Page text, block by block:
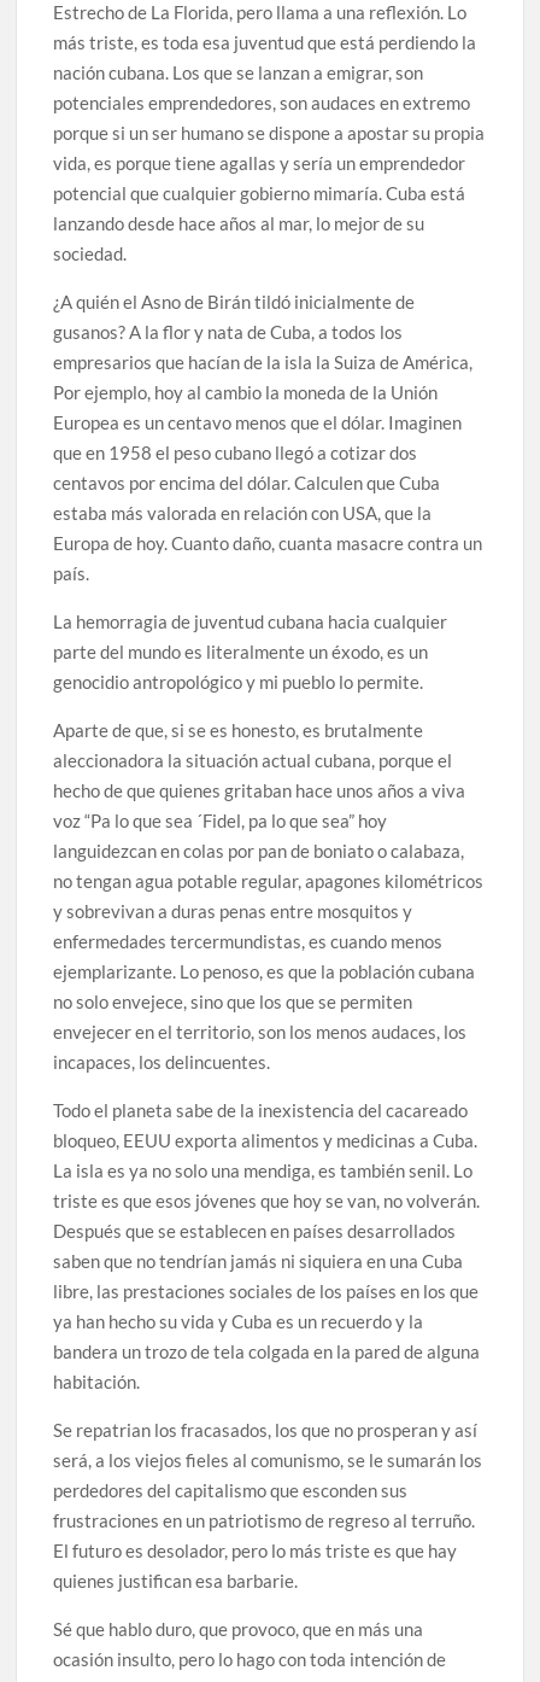
Estrecho de La Florida, pero llama a una reflexión. Lo
más triste, es toda esa juventud que está perdiendo la
nación cubana. Los que se lanzan a emigrar, son
potenciales emprendedores, son audaces en extremo
porque si un ser humano se dispone a apostar su propia
vida, es porque tiene agallas y sería un emprendedor
potencial que cualquier gobierno mimaría. Cuba está
lanzando desde hace años al mar, lo mejor de su
sociedad.
¿A quién el Asno de Birán tildó inicialmente de
gusanos? A la flor y nata de Cuba, a todos los
empresarios que hacían de la isla la Suiza de América,
Por ejemplo, hoy al cambio la moneda de la Unión
Europea es un centavo menos que el dólar. Imaginen
que en 1958 el peso cubano llegó a cotizar dos
centavos por encima del dólar. Calculen que Cuba
estaba más valorada en relación con USA, que la
Europa de hoy. Cuanto daño, cuanta masacre contra un
país.
La hemorragia de juventud cubana hacia cualquier
parte del mundo es literalmente un éxodo, es un
genocidio antropológico y mi pueblo lo permite.
Aparte de que, si se es honesto, es brutalmente
aleccionadora la situación actual cubana, porque el
hecho de que quienes gritaban hace unos años a viva
voz “Pa lo que sea ´Fidel, pa lo que sea” hoy
languidezcan en colas por pan de boniato o calabaza,
no tengan agua potable regular, apagones kilométricos
y sobrevivan a duras penas entre mosquitos y
enfermedades tercermundistas, es cuando menos
ejemplarizante. Lo penoso, es que la población cubana
no solo envejece, sino que los que se permiten
envejecer en el territorio, son los menos audaces, los
incapaces, los delincuentes.
Todo el planeta sabe de la inexistencia del cacareado
bloqueo, EEUU exporta alimentos y medicinas a Cuba.
La isla es ya no solo una mendiga, es también senil. Lo
triste es que esos jóvenes que hoy se van, no volverán.
Después que se establecen en países desarrollados
saben que no tendrían jamás ni siquiera en una Cuba
libre, las prestaciones sociales de los países en los que
ya han hecho su vida y Cuba es un recuerdo y la
bandera un trozo de tela colgada en la pared de alguna
habitación.
Se repatrian los fracasados, los que no prosperan y así
será, a los viejos fieles al comunismo, se le sumarán los
perdedores del capitalismo que esconden sus
frustraciones en un patriotismo de regreso al terruño.
El futuro es desolador, pero lo más triste es que hay
quienes justifican esa barbarie.
Sé que hablo duro, que provoco, que en más una
ocasión insulto, pero lo hago con toda intención de